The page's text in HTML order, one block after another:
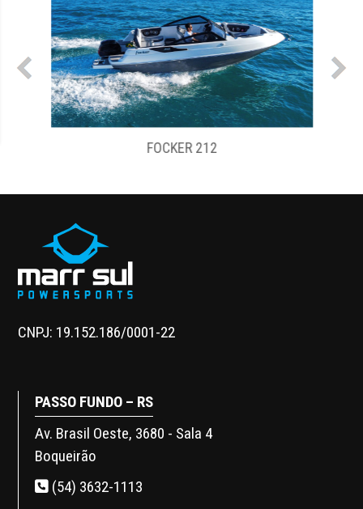
FOCKER 212
CNPJ: 19.152.186/0001-22
PASSO FUNDO – RS
Av. Brasil Oeste, 3680 - Sala 4
Boqueirão
(54) 3632-1113